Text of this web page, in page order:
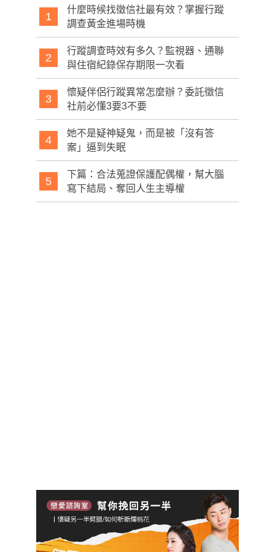
1
什麼時候找徵信社最有效？掌握行蹤
調查黃金進場時機
2
行蹤調查時效有多久？監視器、通聯
與住宿紀錄保存期限一次看
3
懷疑伴侶行蹤異常怎麼辦？委託徵信
社前必懂3要3不要
4
她不是疑神疑鬼，而是被「沒有答
案」逼到失眠
5
下篇：合法蒐證保護配偶權，幫大腦
寫下結局、奪回人生主導權